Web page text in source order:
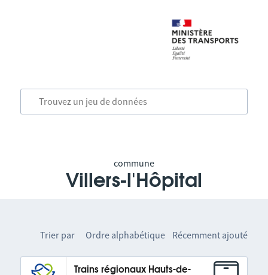
commune
Villers-l'Hôpital
Trier par Ordre alphabétique Récemment ajouté
Trains régionaux Hauts-de-